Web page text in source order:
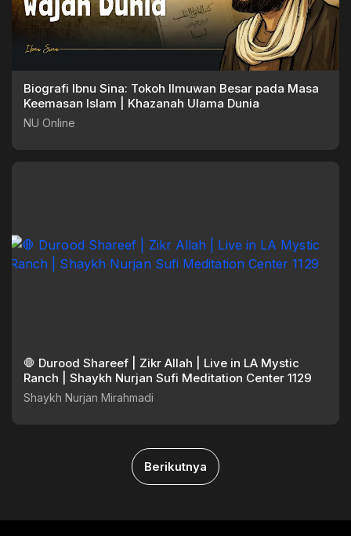
Biografi Ibnu Sina: Tokoh Ilmuwan Besar pada Masa
Keemasan Islam | Khazanah Ulama Dunia
NU Online
🛑 Durood Shareef | Zikr Allah | Live in LA Mystic
Ranch | Shaykh Nurjan Sufi Meditation Center 1129
Shaykh Nurjan Mirahmadi
Berikutnya